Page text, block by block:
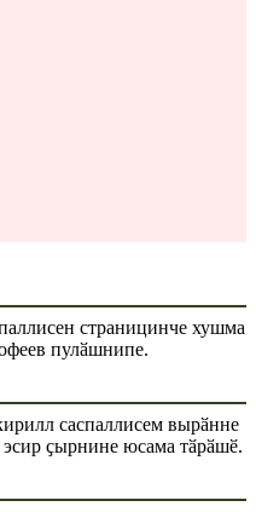
страницинче хушма
пулӑшнипе.
саспаллисем вырӑнне
эсир ҫырнине юсама тӑрӑшӗ.